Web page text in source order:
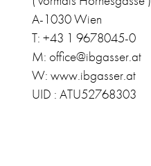
A-1030 Wien
T: +43 1 9678045-0
M: office@ibgasser.at
W: www.ibgasser.at
UID : ATU52768303